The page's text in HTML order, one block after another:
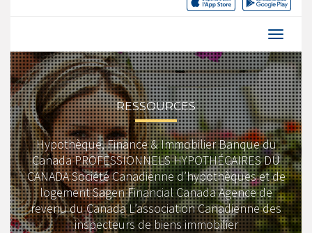
RESSOURCES
Hypothèque, Finance & Immobilier Banque du
Canada PROFESSIONNELS HYPOTHÉCAIRES DU
CANADA Société Canadienne d’hypothèques et de
logement Sagen Financial Canada Agence de
revenu du Canada L’association Canadienne des
inspecteurs de biens immobilier